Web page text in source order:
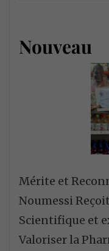
Nouveau
Mérite et
Noumessi
Scientifique et
Valoriser la